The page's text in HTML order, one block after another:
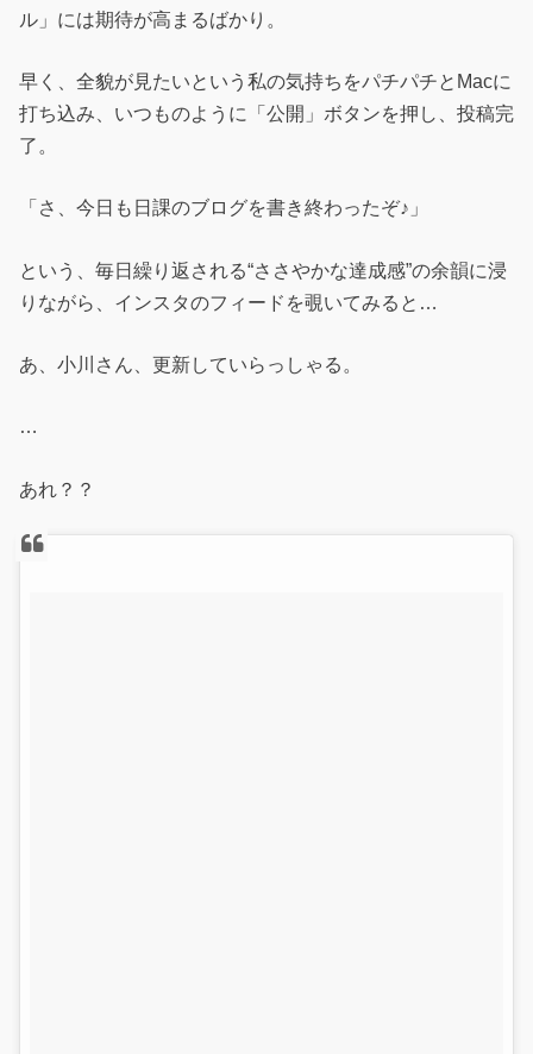
ル」には期待が高まるばかり。
早く、全貌が見たいという私の気持ちをパチパチとMacに
打ち込み、いつものように「公開」ボタンを押し、投稿完
了。
「さ、今日も日課のブログを書き終わったぞ♪」
という、毎日繰り返される“ささやかな達成感”の余韻に浸
りながら、インスタのフィードを覗いてみると…
あ、小川さん、更新していらっしゃる。
…
あれ？？